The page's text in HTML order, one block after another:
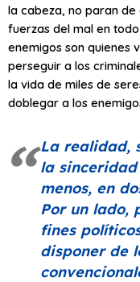
la cabeza, no paran
fuerzas del mal en
enemigos son quienes
perseguir a los
la vida de miles de
doblegar a los
La realidad,
la sinceridad
menos, en
Por un lado,
fines
disponer de